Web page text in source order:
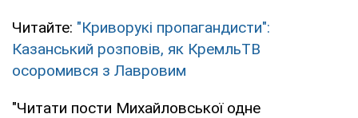
Читайте: "Криворукі пропагандисти":
Казанський розповів, як КремльТВ
осоромився з Лавровим
"Читати пости Михайловської одне